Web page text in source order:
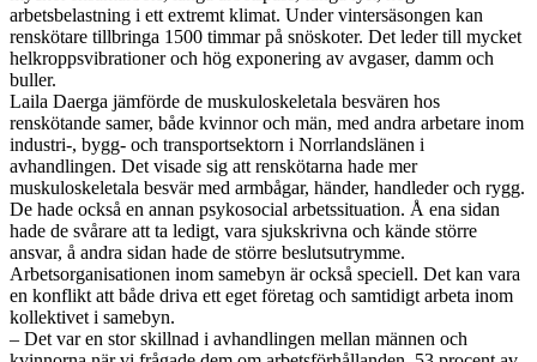
arbetsbelastning i ett extremt klimat. Under vintersäsongen kan
renskötare tillbringa 1500 timmar på snöskoter. Det leder till mycket
helkroppsvibrationer och hög exponering av avgaser, damm och
buller.
Laila Daerga jämförde de muskuloskeletala besvären hos
renskötande samer, både kvinnor och män, med andra arbetare inom
industri-, bygg- och transportsektorn i Norrlandslänen i
avhandlingen. Det visade sig att renskötarna hade mer
muskuloskeletala besvär med armbågar, händer, handleder och rygg.
De hade också en annan psykosocial arbetssituation. Å ena sidan
hade de svårare att ta ledigt, vara sjukskrivna och kände större
ansvar, å andra sidan hade de större beslutsutrymme.
Arbetsorganisationen inom samebyn är också speciell. Det kan vara
en konflikt att både driva ett eget företag och samtidigt arbeta inom
kollektivet i samebyn.
– Det var en stor skillnad i avhandlingen mellan männen och